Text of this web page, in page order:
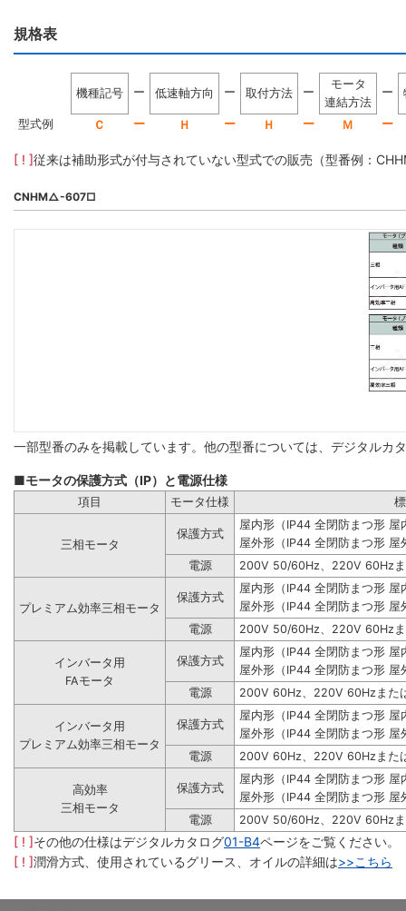
規格表
機種記号 ー 低速軸方向 ー 取付方法 ー
モータ
連結方法
ー
型式例 Ｃ ー Ｈ ー Ｈ ー Ｍ ー
[ ! ]従来は補助形式が付与されていない型式での販売（型番例：
CNHM△-607□
一部型番のみを掲載しています。他の型番については、デジタルカ
■モータの保護方式（IP）と電源仕様
項目 モータ仕様
三相モータ
保護方式
屋内形（IP44 全閉防まつ形 屋
屋外形（IP44 全閉防まつ形 屋
電源
200V 50/60Hz、220V 60Hz
プレミアム効率三相モータ
保護方式
屋内形（IP44 全閉防まつ形 屋
屋外形（IP44 全閉防まつ形 屋
電源
200V 50/60Hz、220V 60Hz
インバータ用
FAモータ
保護方式
屋内形（IP44 全閉防まつ形 屋
屋外形（IP44 全閉防まつ形 屋
電源
200V 60Hz、220V 60Hzまた
インバータ用
プレミアム効率三相モータ
保護方式
屋内形（IP44 全閉防まつ形 屋
屋外形（IP44 全閉防まつ形 屋
電源
200V 60Hz、220V 60Hzまた
高効率
三相モータ
保護方式
屋内形（IP44 全閉防まつ形 屋
屋外形（IP44 全閉防まつ形 屋
電源
200V 50/60Hz、220V 60Hz
[ ! ]その他の仕様はデジタルカタログ01-B4ページをご覧ください。
[ ! ]潤滑方式、使用されているグリース、オイルの詳細は>>こちら